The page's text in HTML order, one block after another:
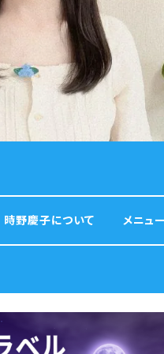
時野慶子について メニュー